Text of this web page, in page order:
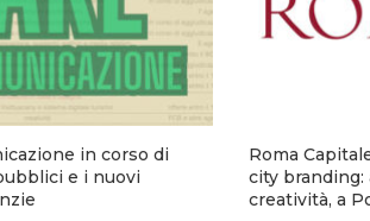
in corso di
e i nuovi
Roma
city branding:
creatività, a